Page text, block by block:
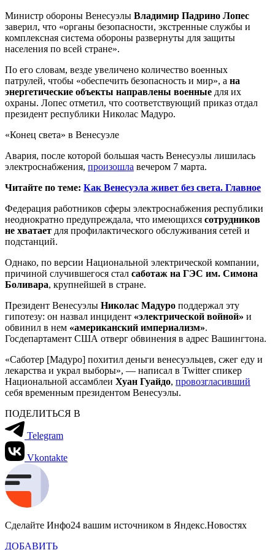
Министр обороны Венесуэлы Владимир Падрино Лопес
заверил, что «органы безопасности, экстренные службы и
комплексная система обороны развернуты для защиты
населения по всей стране».
По его словам, везде увеличено количество военных
патрулей, чтобы «обеспечить безопасность и мир», а на
энергетические объекты направлены военные для их
охраны. Лопес отметил, что соответствующий приказ отдал
президент республики Николас Мадуро.
«Конец света» в Венесуэле
Авария, после которой большая часть Венесуэлы лишилась
электроснабжения, произошла вечером 7 марта.
Читайте по теме: Как Венесуэла живет без света. Главное
Федерация работников сферы электроснабжения республики
неоднократно предупреждала, что имеющихся сотрудников
не хватает для профилактического обслуживания сетей и
подстанций.
Однако, по версии Национальной электрической компании,
причиной случившегося стал саботаж на ГЭС им. Симона
Боливара, крупнейшей в стране.
Президент Венесуэлы Николас Мадуро поддержал эту
гипотезу: он назвал инцидент «электрической войной» и
обвинил в нем «американский империализм».
Госдепартамент США отверг обвинения в адрес Вашингтона.
«Саботер [Мадуро] похитил деньги венесуэльцев, сжег еду и
лекарства и украл выборы», — написал в Twitter спикер
Национальной ассамблеи Хуан Гуайдо, провозгласивший
себя временным президентом Венесуэлы.
ПОДЕЛИТЬСЯ В
Telegram
Vkontakte
Сделайте Инфо24 вашим источником в Яндекс.Новостях
ДОБАВИТЬ